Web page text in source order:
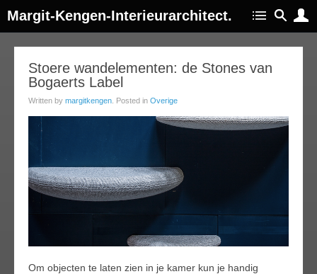
Margit-Kengen-Interieurarchitect.
Stoere wandelementen: de Stones van
Bogaerts Label
Written by margitkengen . Posted in Overige
Om objecten te laten zien in je kamer kun je handig